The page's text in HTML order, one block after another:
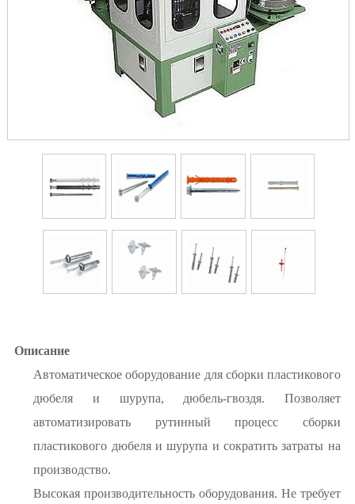
Описание
Автоматическое оборудование для сборки пластикового
дюбеля и шурупа, дюбель-гвоздя. Позволяет
автоматизировать рутинный процесс сборки
пластикового дюбеля и шурупа и сократить затраты на
производство.
Высокая производительность оборудования. Не требует